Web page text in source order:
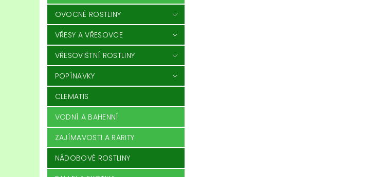
OVOCNÉ ROSTLINY
VŘESY A VŘESOVCE
VŘESOVIŠTNÍ ROSTLINY
POPÍNAVKY
CLEMATIS
VODNÍ A BAHENNÍ
ZAJÍMAVOSTI A RARITY
NÁDOBOVÉ ROSTLINY